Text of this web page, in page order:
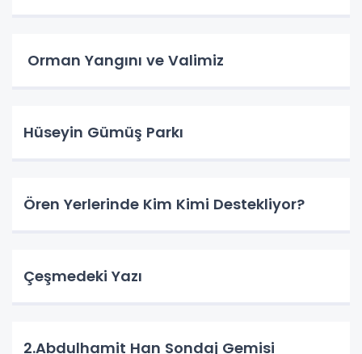
Orman Yangını ve Valimiz
Hüseyin Gümüş Parkı
Ören Yerlerinde Kim Kimi Destekliyor?
Çeşmedeki Yazı
2.Abdulhamit Han Sondaj Gemisi